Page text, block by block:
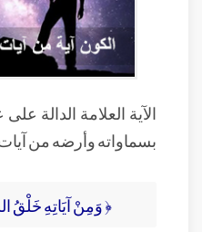
الآية العلامة الدالة
بسماواته وأرضه من
﴿ وَمِنْ آيَاتِهِ خَلْقُ